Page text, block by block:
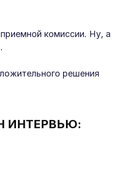
комиссии. Ну, а
решения
ИНТЕРВЬЮ: